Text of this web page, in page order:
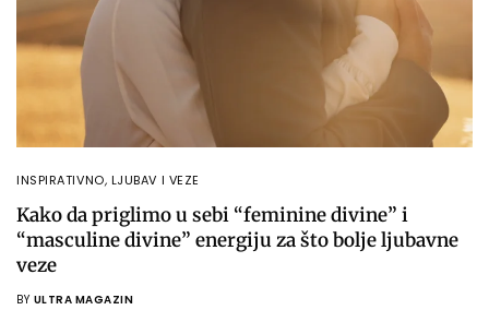
INSPIRATIVNO, LJUBAV I VEZE
Kako da priglimo u sebi “feminine divine” i
“masculine divine” energiju za što bolje ljubavne
veze
BY ULTRA MAGAZIN